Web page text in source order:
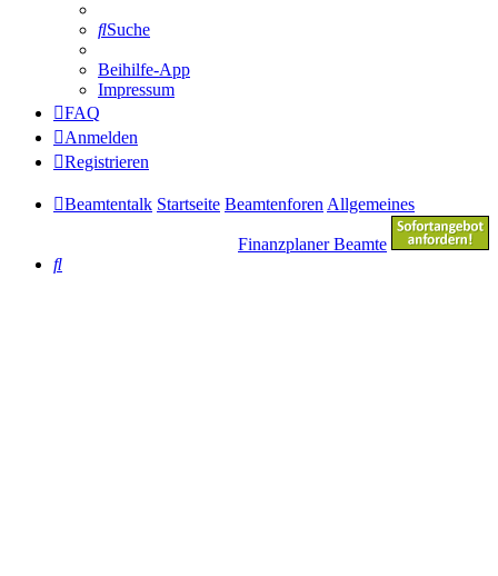
Suche
Beihilfe-App
Impressum
FAQ
Anmelden
Registrieren
Beamtentalk Startseite BeamtenforenAllgemeines
Finanzplaner Beamte
Suche